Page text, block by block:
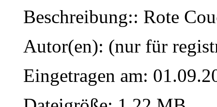
Beschreibung:: Rote
Autor(en): (nur für
Eingetragen am: